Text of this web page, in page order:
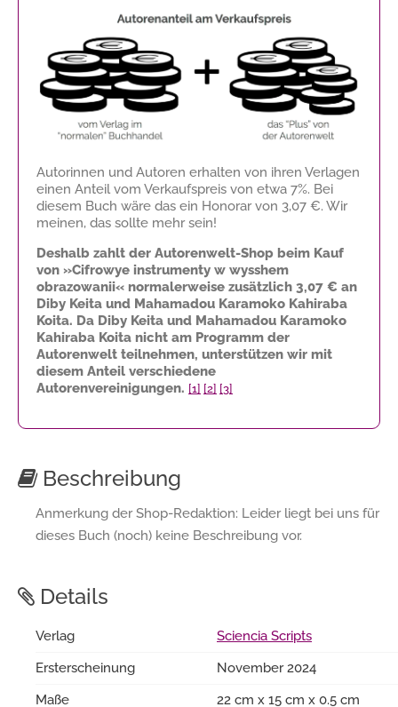
Autorinnen und Autoren erhalten von ihren Verlagen
einen Anteil vom Verkaufspreis von etwa 7%. Bei
diesem Buch wäre das ein Honorar von 3,07 €. Wir
meinen, das sollte mehr sein!
Deshalb zahlt der Autorenwelt-Shop beim Kauf
von »Cifrowye instrumenty w wysshem
obrazowanii« normalerweise zusätzlich 3,07 € an
Diby Keita und Mahamadou Karamoko Kahiraba
Koita. Da Diby Keita und Mahamadou Karamoko
Kahiraba Koita nicht am Programm der
Autorenwelt teilnehmen, unterstützen wir mit
diesem Anteil verschiedene
Autorenvereinigungen. [1] [2] [3]
Beschreibung
Anmerkung der Shop-Redaktion: Leider liegt bei uns für
dieses Buch (noch) keine Beschreibung vor.
Details
Verlag
Sciencia Scripts
Ersterscheinung
November 2024
Maße
22 cm x 15 cm x 0.5 cm